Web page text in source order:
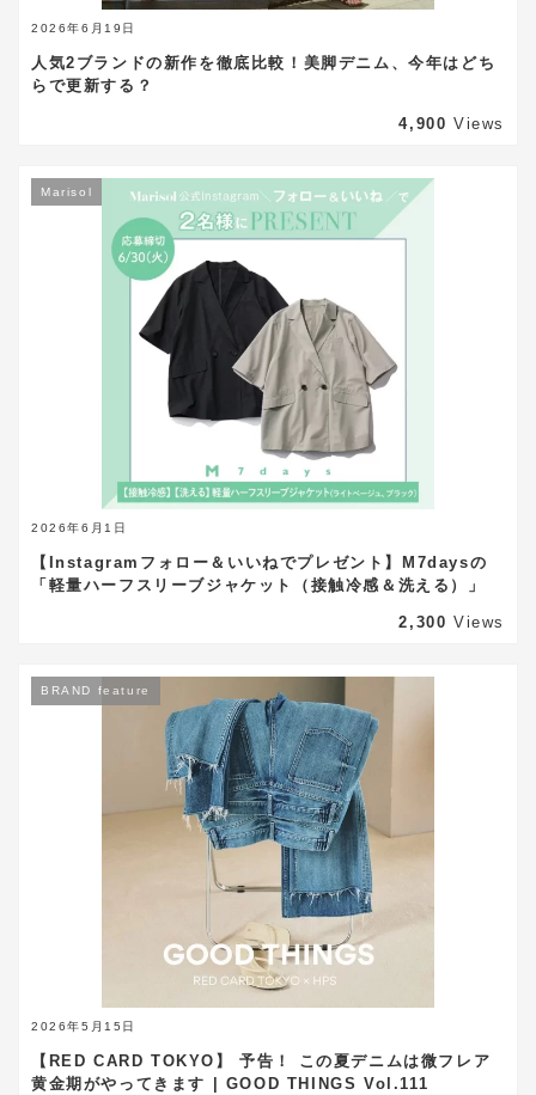
2026年6月19日
人気2ブランドの新作を徹底比較！美脚デニム、今年はどち
らで更新する？
4,900 Views
2026年6月1日
Marisol
【Instagramフォロー＆いいねでプレゼント】M7daysの
「軽量ハーフスリーブジャケット（接触冷感＆洗える）」
2,300 Views
2026年5月15日
BRAND feature
【RED CARD TOKYO】 予告！ この夏デニムは微フレア
黄金期がやってきます | GOOD THINGS Vol.111